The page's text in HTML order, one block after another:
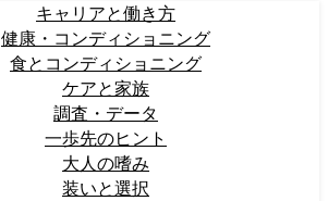
キャリアと働き方
健康・コンディショニング
食とコンディショニング
ケアと家族
調査・データ
一歩先のヒント
大人の嗜み
装いと選択